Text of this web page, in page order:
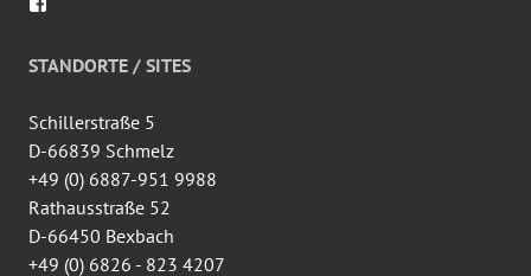
de
wingtsun.arlon
Facebook
STANDORTE / SITES
Schillerstraße 5
D-66839 Schmelz
+49 (0) 6887-951 9988
Rathausstraße 52
D-66450 Bexbach
+49 (0) 6826 - 823 4207